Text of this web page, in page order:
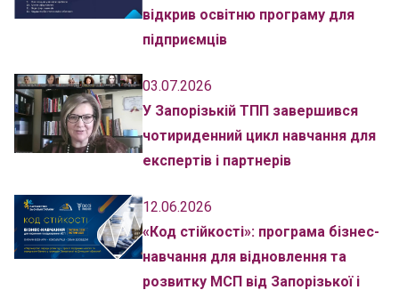
відкрив освітню програму для
підприємців
03.07.2026
У Запорізькій ТПП завершився
чотириденний цикл навчання для
експертів і партнерів
12.06.2026
«Код стійкості»: програма бізнес-
навчання для відновлення та
розвитку МСП від Запорізької і